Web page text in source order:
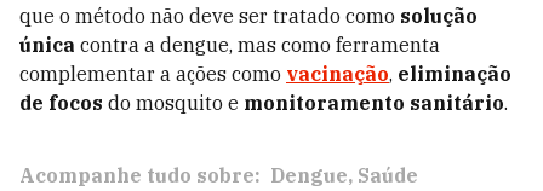
que o método não deve ser tratado como solução
única contra a dengue, mas como ferramenta
complementar a ações como vacinação, eliminação
de focos do mosquito e monitoramento sanitário.
Acompanhe tudo sobre: Dengue Saúde